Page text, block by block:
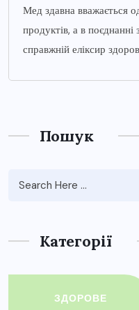
Мед здавна вважається
продуктів, а в
справжній еліксир
Пошук
Категорії
ЗДОРОВЕ